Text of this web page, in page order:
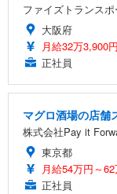
ファイズトランス
大阪府
月給32万3,900
正社員
マグロ酒場の店舗
株式会社Pay it
東京都
月給54万円～
正社員